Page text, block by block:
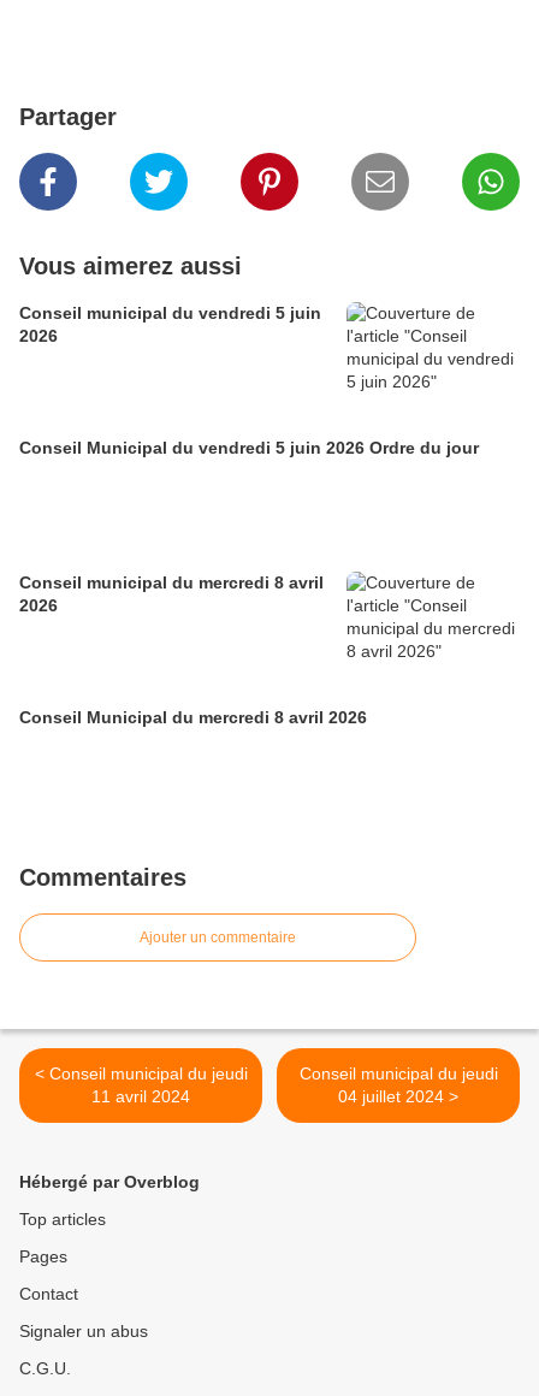
Partager
Vous aimerez aussi
Conseil municipal du vendredi 5 juin
2026
Conseil Municipal du vendredi 5 juin 2026 Ordre du jour
Conseil municipal du mercredi 8 avril
2026
Conseil Municipal du mercredi 8 avril 2026
Commentaires
Ajouter un commentaire
< Conseil municipal du jeudi
11 avril 2024
Conseil municipal du jeudi
04 juillet 2024 >
Hébergé par Overblog
Top articles
Pages
Contact
Signaler un abus
C.G.U.